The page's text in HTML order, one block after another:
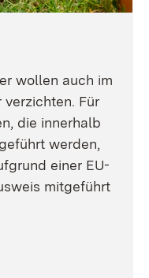
wollen auch im
Für
die innerhalb
werden,
einer EU-
mitgeführt